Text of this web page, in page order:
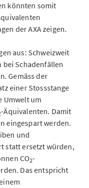
könnten somit
der AXA zeigen.
aus: Schweizweit
bei Schadenfällen
Gemäss der
einer Stossstange
Umwelt um
-Äquivalenten. Damit
eingespart werden.
und
statt ersetzt würden,
CO2-
Das entspricht